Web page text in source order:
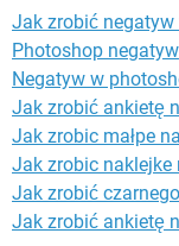
Jak zrobić
Photoshop negatyw
Negatyw w
Jak zrobić ankietę
Jak zrobic małpe
Jak zrobic naklejke
Jak zrobić
Jak zrobić ankietę